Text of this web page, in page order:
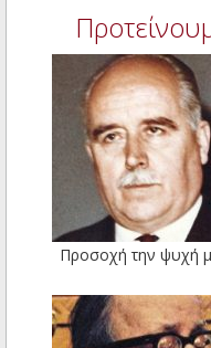
Προσοχή την ψυχή